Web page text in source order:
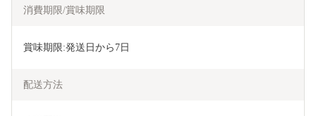
消費期限/賞味期限
賞味期限:発送日から7日
配送方法